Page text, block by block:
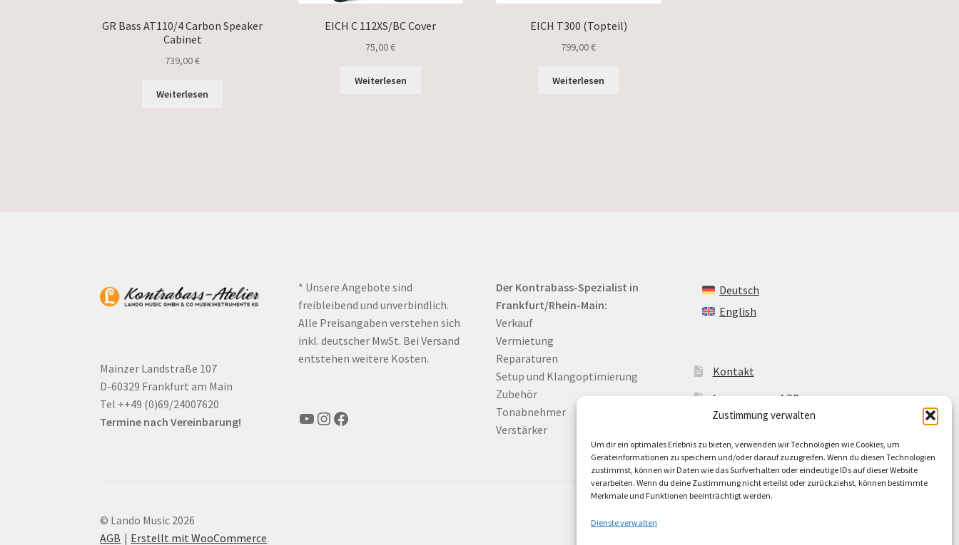
Zustimmung verwalten
Um dir ein optimales Erlebnis zu bieten, verwenden wir Technologien wie Cookies, um
Geräteinformationen zu speichern und/oder darauf zuzugreifen. Wenn du diesen Technologien
zustimmst, können wir Daten wie das Surfverhalten oder eindeutige IDs auf dieser Website
verarbeiten. Wenn du deine Zustimmung nicht erteilst oder zurückziehst, können bestimmte
Merkmale und Funktionen beeinträchtigt werden.
Dienste verwalten
GR Bass AT110/4 Carbon Speaker
Cabinet
739,00€
Weiterlesen
EICH C 112XS/BC Cover
75,00€
Weiterlesen
EICH T300 (Topteil)
799,00€
Weiterlesen
Mainzer Landstraße 107
D-60329 Frankfurt am Main
Tel ++49 (0)69/24007620
Termine nach Vereinbarung!
* Unsere Angebote sind
freibleibend und unverbindlich.
Alle Preisangaben verstehen sich
inkl. deutscher MwSt. Bei Versand
entstehen weitere Kosten.
YouTube
Instagram
Facebook
Der Kontrabass-Spezialist in
Frankfurt/Rhein-Main:
Verkauf
Vermietung
Reparaturen
Setup und Klangoptimierung
Zubehör
Tonabnehmer
Verstärker
Deutsch
English
Kontakt
Impressum + AGB
Cookie-Richtlinie (EU)
© Lando Music 2026
AGB
Erstellt mit WooCommerce.